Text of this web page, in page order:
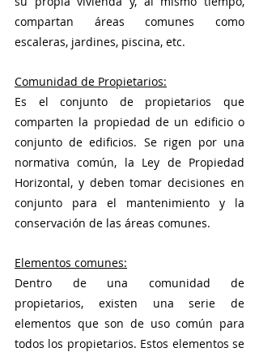
compartan áreas comunes como
escaleras, jardines, piscina, etc.
Comunidad de Propietarios:
Es el conjunto de propietarios que
comparten la propiedad de un edificio o
conjunto de edificios. Se rigen por una
normativa común, la Ley de Propiedad
Horizontal, y deben tomar decisiones en
conjunto para el mantenimiento y la
conservación de las áreas comunes.
Elementos comunes:
Dentro de una comunidad de
propietarios, existen una serie de
elementos que son de uso común para
todos los propietarios. Estos elementos se